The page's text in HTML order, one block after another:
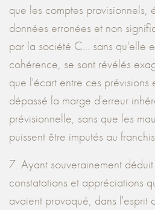
que les comptes provisionnels,
données erronées et non
par la société C... sans qu'elle
cohérence, se sont révélés
que l'écart entre ces prévisions
dépassé la marge d'erreur
prévisionnelle, sans que les
puissent être imputés au
7. Ayant souverainement
constatations et appréciations
avaient provoqué, dans l'esprit